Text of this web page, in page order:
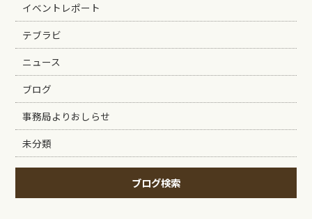
イベントレポート
テブラビ
ニュース
ブログ
事務局よりおしらせ
未分類
ブログ検索